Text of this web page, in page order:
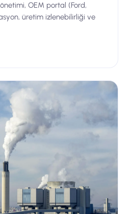
OEM portal (Ford,
üretim izlenebilirliği ve